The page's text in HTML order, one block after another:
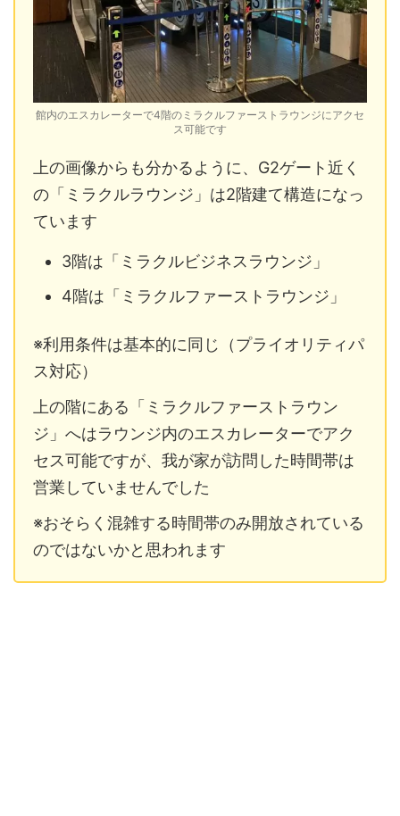
館内のエスカレーターで4階のミラクルファーストラウンジにアクセ
ス可能です
上の画像からも分かるように、G2ゲート近く
の「ミラクルラウンジ」は2階建て構造になっ
ています
3階は「ミラクルビジネスラウンジ」
4階は「ミラクルファーストラウンジ」
※利用条件は基本的に同じ（プライオリティパ
ス対応）
上の階にある「ミラクルファーストラウン
ジ」へはラウンジ内のエスカレーターでアク
セス可能ですが、我が家が訪問した時間帯は
営業していませんでした
※おそらく混雑する時間帯のみ開放されている
のではないかと思われます